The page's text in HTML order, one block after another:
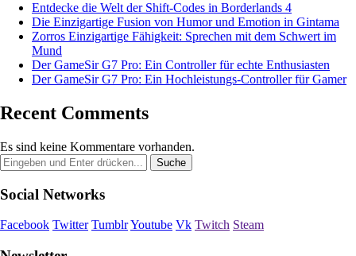
Entdecke die Welt der Shift-Codes in Borderlands 4
Die Einzigartige Fusion von Humor und Emotion in Gintama
Zorros Einzigartige Fähigkeit: Sprechen mit dem Schwert im
Mund
Der GameSir G7 Pro: Ein Controller für echte Enthusiasten
Der GameSir G7 Pro: Ein Hochleistungs-Controller für Gamer
Recent Comments
Es sind keine Kommentare vorhanden.
Social Networks
Facebook Twitter TumblrYoutube Vk Twitch Steam